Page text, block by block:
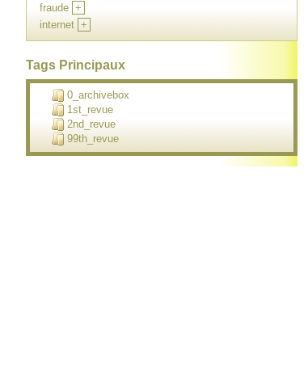
fraude +
internet +
Tags Principaux
0_archivebox
1st_revue
2nd_revue
99th_revue